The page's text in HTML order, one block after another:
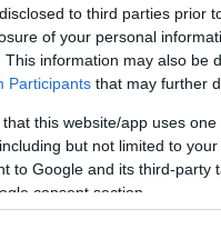
to third parties prior
of your personal
This information may also be
Participants that may further
that this website/app uses
but not limited to
to Google and its third-party
consent section.
mezzo litro di
ventina di minuti.
grammi di burro 60
potete aggiungere
a pioggia a
un bel colore bruno.
a mescolare.